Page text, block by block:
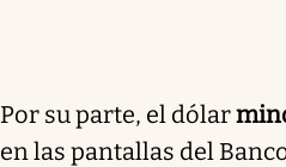
Por su parte, el dólar
en las pantallas del